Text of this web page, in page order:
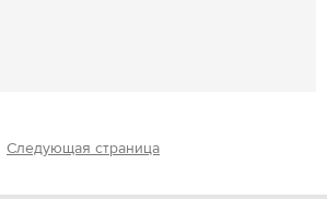
Следующая страница